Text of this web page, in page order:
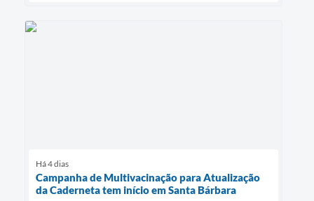
Há 4 dias
Campanha de Multivacinação para Atualização
da Caderneta tem início em Santa Bárbara